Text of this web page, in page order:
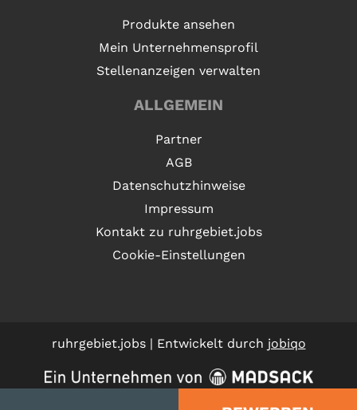
Produkte ansehen
Mein Unternehmensprofil
Stellenanzeigen verwalten
ALLGEMEIN
Partner
AGB
Datenschutzhinweise
Impressum
Kontakt zu ruhrgebiet.jobs
Cookie-Einstellungen
ruhrgebiet.jobs | Entwickelt durch jobiqo